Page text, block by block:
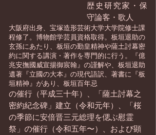
歴史研究家・保
守論客・歌人
大阪府出身、宝塚造形芸術大学大学院修士課
程修了。博物館学芸員資格取得。板垣退助の
玄孫にあたり、板垣の勤皇精神や薩土討幕密
約に関する講演・著作を専門的に行う。『億
兆安撫國威宣揚御宸翰』の謹解や、板垣退助
遺著『立國の大本』の現代語訳、著書に『板
垣精神』があり、板垣百年忌
の催行（平成三十年）、「薩土討幕之
密約紀念碑」建立（令和元年）、「桜
の季節に安倍晋三元総理を偲ぶ慰霊
祭」の催行（令和五年〜）、および顕